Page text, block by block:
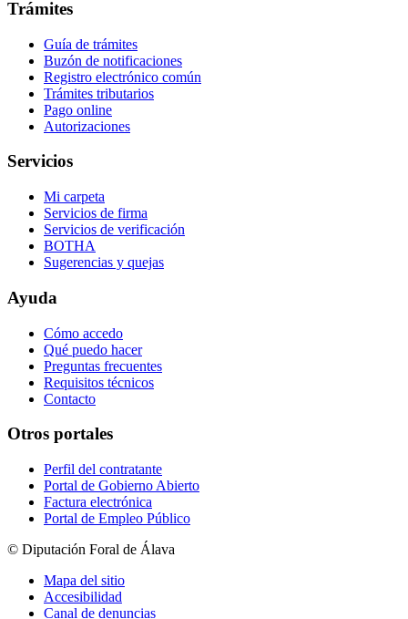
Trámites
Guía de trámites
Buzón de notificaciones
Registro electrónico común
Trámites tributarios
Pago online
Autorizaciones
Servicios
Mi carpeta
Servicios de firma
Servicios de verificación
BOTHA
Sugerencias y quejas
Ayuda
Cómo accedo
Qué puedo hacer
Preguntas frecuentes
Requisitos técnicos
Contacto
Otros portales
Perfil del contratante
Portal de Gobierno Abierto
Factura electrónica
Portal de Empleo Público
© Diputación Foral de Álava
Mapa del sitio
Accesibilidad
Canal de denuncias